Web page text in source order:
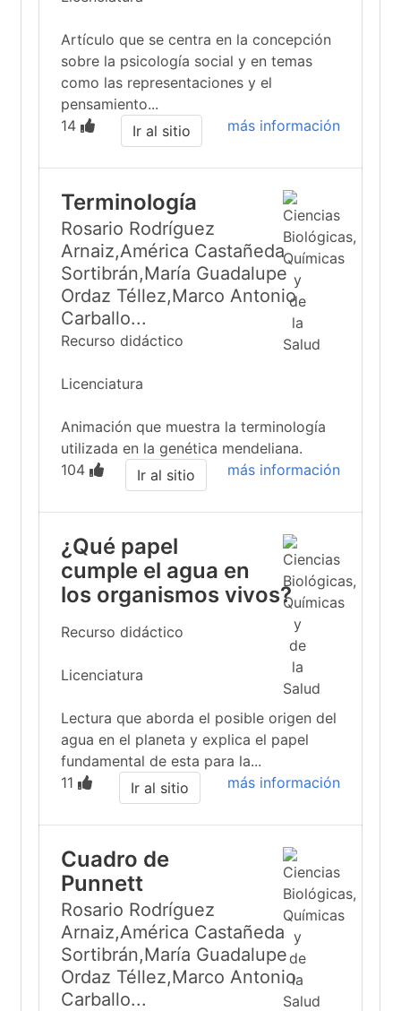
Artículo que se centra en la concepción
sobre la psicología social y en temas
como las representaciones y el
pensamiento...
14
más información
Ir al sitio
Terminología
Rosario Rodríguez
Arnaiz,América Castañeda
Sortibrán,María Guadalupe
Ordaz Téllez,Marco Antonio
Carballo...
Recurso didáctico
Licenciatura
Animación que muestra la terminología
utilizada en la genética mendeliana.
104
más información
Ir al sitio
¿Qué papel
cumple el agua en
los organismos vivos?
Recurso didáctico
Licenciatura
Lectura que aborda el posible origen del
agua en el planeta y explica el papel
fundamental de esta para la...
11
más información
Ir al sitio
Cuadro de
Punnett
Rosario Rodríguez
Arnaiz,América Castañeda
Sortibrán,María Guadalupe
Ordaz Téllez,Marco Antonio
Carballo...